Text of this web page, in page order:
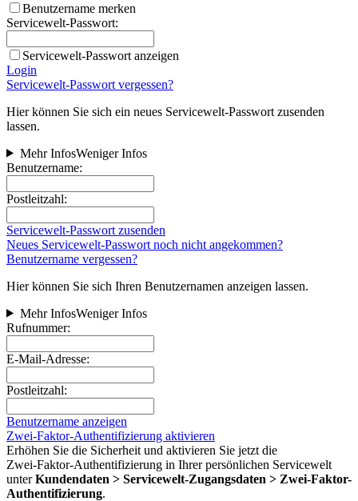
Benutzername merken
Servicewelt-Passwort:
Servicewelt-Passwort anzeigen
Login
Servicewelt-Passwort vergessen?
Hier können Sie sich ein neues Servicewelt-Passwort zusenden
lassen.
Mehr InfosWeniger Infos
Benutzername:
Postleitzahl:
Servicewelt-Passwort zusenden
Neues Servicewelt-Passwort noch nicht angekommen?
Benutzername vergessen?
Hier können Sie sich Ihren Benutzernamen anzeigen lassen.
Mehr InfosWeniger Infos
Rufnummer:
E-Mail-Adresse:
Postleitzahl:
Benutzername anzeigen
Zwei-Faktor-Authentifizierung aktivieren
Erhöhen Sie die Sicherheit und aktivieren Sie jetzt die
Zwei‑Faktor‑Authentifizierung in Ihrer persönlichen Servicewelt
unterKundendaten > Servicewelt-Zugangsdaten > Zwei-Faktor-
Authentifizierung.